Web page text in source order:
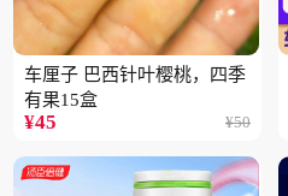
车厘子 巴西针叶樱桃，四季
有果15盒
¥45 ¥50